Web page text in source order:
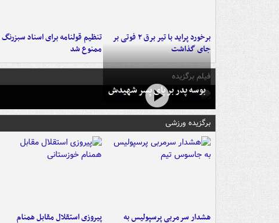
برخورد پراید با تیر برق ۲ فوتی بر
جای گذاشت
تنظیم قولنامه برای اسناد سبزرنگ
ممنوع شد
فیلم برگزیده
بوسه‌ پدر بر پای پسر شهیدش
برگزیده ورزشی
هشدار سرمربی پرسپولیس به
پیروزی استقلال مقابل همنام